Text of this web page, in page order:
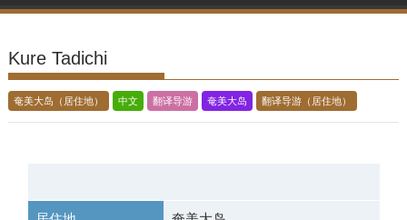
Kure Tadichi
奄美大岛（居住地） 中文 翻译导游 奄美大岛 翻译导游（居住地）